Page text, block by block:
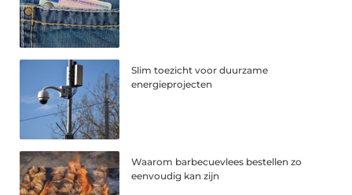
Slim toezicht voor duurzame
energieprojecten
Waarom barbecuevlees bestellen zo
eenvoudig kan zijn